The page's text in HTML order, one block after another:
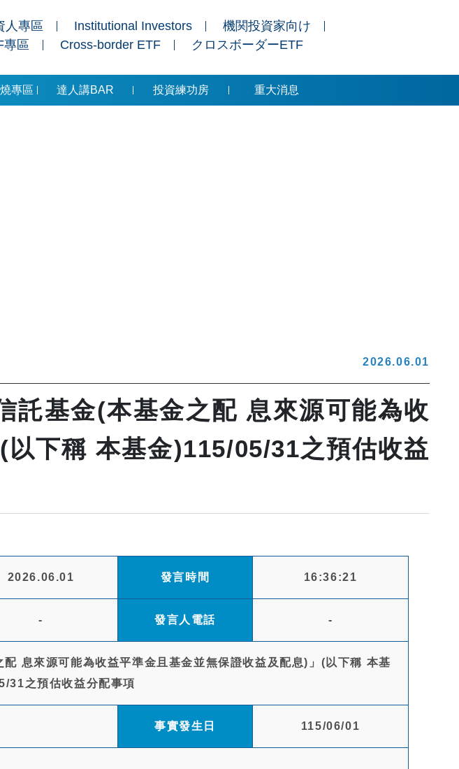
人專區 Institutional Investors
機関投資家向け
專區
Cross-border ETF クロスボーダーETF
專區 達人講BAR 投資練功房 重大消息
2026.06.01
託基金(本基金之配 息來源可能為收
下稱 本基金)115/05/31之預估收益
2026.06.01 發言時間 16:36:21
- 發言人電話 -
息來源可能為收益平準金且基金並無保證收益及配息)」(以下稱 本基
31之預估收益分配事項
事實發生日 115/06/01